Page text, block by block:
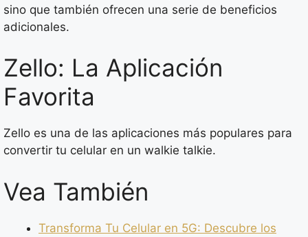
sino que también ofrecen una serie de beneficios
adicionales.
Zello: La Aplicación
Favorita
Zello es una de las aplicaciones más populares para
convertir tu celular en un walkie talkie.
Vea También
Transforma Tu Celular en 5G: Descubre los